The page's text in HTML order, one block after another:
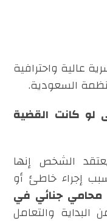
عالية واحترافية
السعودية.
لو كانت القضية
الشخص إنها
إجراء خاطئ أو
محامي جنائي في
والتعامل